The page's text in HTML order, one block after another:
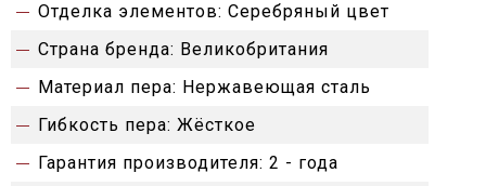
Отделка элементов: Серебряный цвет
Страна бренда: Великобритания
Материал пера: Нержавеющая сталь
Гибкость пера: Жёсткое
Гарантия производителя: 2 - года